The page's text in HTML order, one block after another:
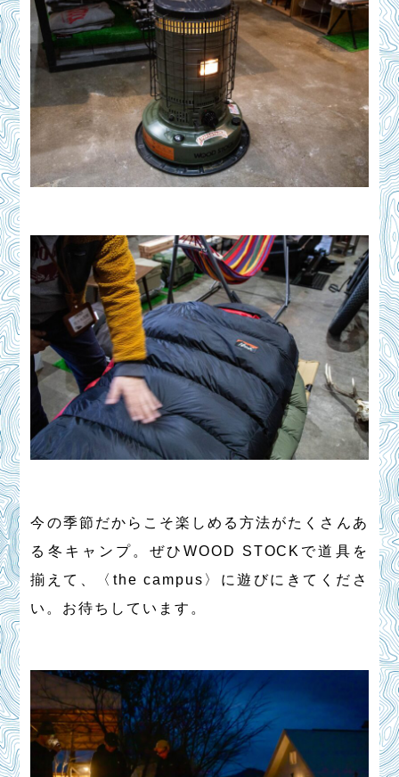
今の季節だからこそ楽しめる方法がたくさんあ
る冬キャンプ。ぜひWOOD STOCKで道具を
揃えて、〈the campus〉に遊びにきてくださ
い。お待ちしています。